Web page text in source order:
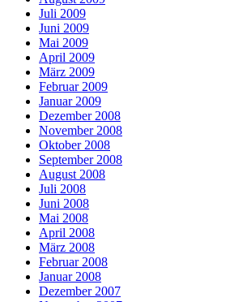
Juli 2009
Juni 2009
Mai 2009
April 2009
März 2009
Februar 2009
Januar 2009
Dezember 2008
November 2008
Oktober 2008
September 2008
August 2008
Juli 2008
Juni 2008
Mai 2008
April 2008
März 2008
Februar 2008
Januar 2008
Dezember 2007